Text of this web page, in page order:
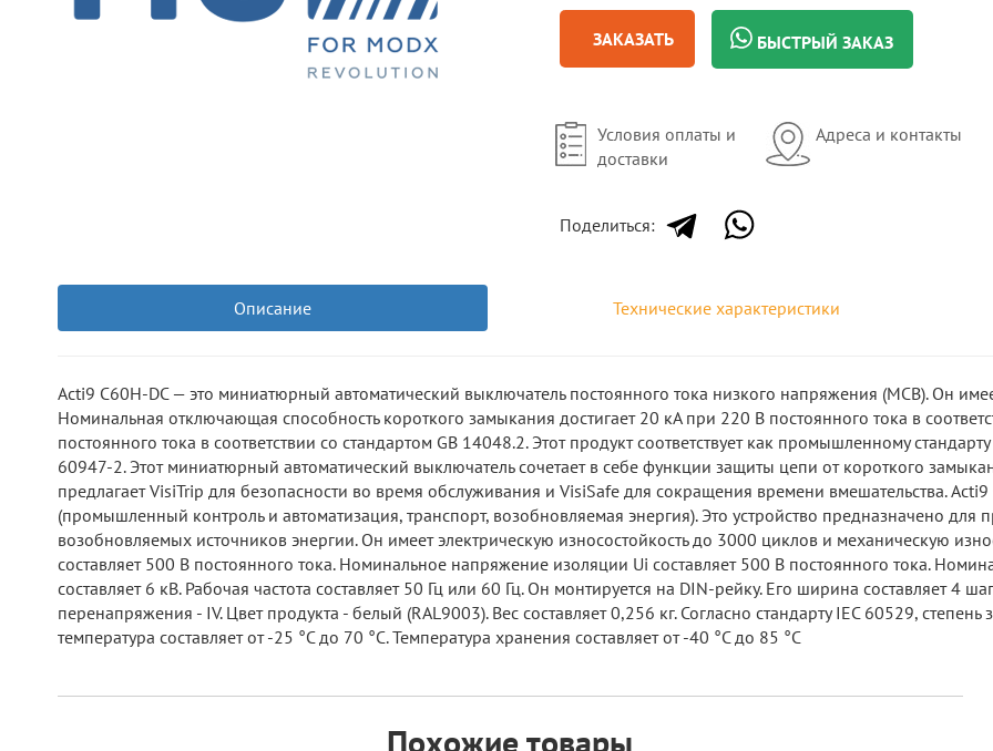
ЗАКАЗАТЬ БЫСТРЫЙ ЗАКАЗ
Условия оплаты и
доставки
Адреса и контакты
Поделиться:
Описание Технические характеристики
Acti9 C60H-DC — это миниатюрный автоматический выключатель постоянного тока низкого напряжения (MCB). Он
Номинальная отключающая способность короткого замыкания достигает 20 кА при 220 В постоянного тока в
постоянного тока в соответствии со стандартом GB 14048.2. Этот продукт соответствует как промышленному
60947-2. Этот миниатюрный автоматический выключатель сочетает в себе функции защиты цепи от короткого
предлагает VisiTrip для безопасности во время обслуживания и VisiSafe для сокращения времени вмешательства. Acti9
(промышленный контроль и автоматизация, транспорт, возобновляемая энергия). Это устройство предназначено
возобновляемых источников энергии. Он имеет электрическую износостойкость до 3000 циклов и механическую
составляет 500 В постоянного тока. Номинальное напряжение изоляции Ui составляет 500 В постоянного тока.
составляет 6 кВ. Рабочая частота составляет 50 Гц или 60 Гц. Он монтируется на DIN-рейку. Его ширина составляет 4
перенапряжения - IV. Цвет продукта - белый (RAL9003). Вес составляет 0,256 кг. Согласно стандарту IEC 60529,
температура составляет от -25 °C до 70 °C. Температура хранения составляет от -40 °C до 85 °C
Похожие товары